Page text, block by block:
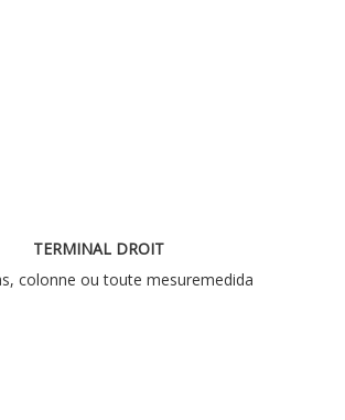
TERMINAL DROIT
colonne ou toute mesuremedida